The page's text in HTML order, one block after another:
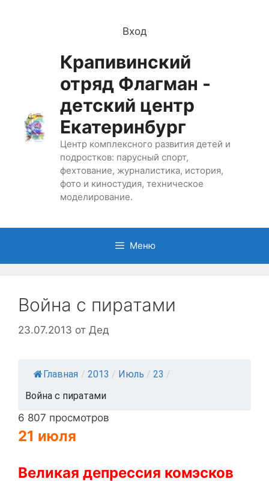
Вход
Крапивинский
отряд Флагман -
детский центр
Екатеринбург
Центр комплексного развития детей и
подростков: парусный спорт,
фехтование, журналистика, история,
фото и киностудия, техническое
моделирование.
Меню
Война с пиратами
23.07.2013 от Дед
Главная / 2013 / Июль / 23 /
Война с пиратами
6 807 просмотров
21 июля
Великая депрессия комэсков